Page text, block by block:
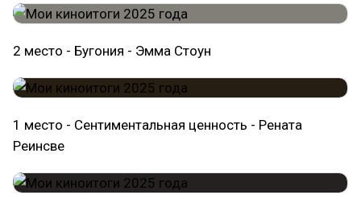
2 место - Бугония - Эмма Стоун
1 место - Сентиментальная ценность - Рената
Реинсве